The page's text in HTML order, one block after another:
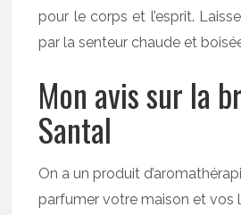
pour le corps et l’esprit.
par la senteur chaude et
Mon avis sur la
Santal
On a un produit
parfumer votre maison et vos